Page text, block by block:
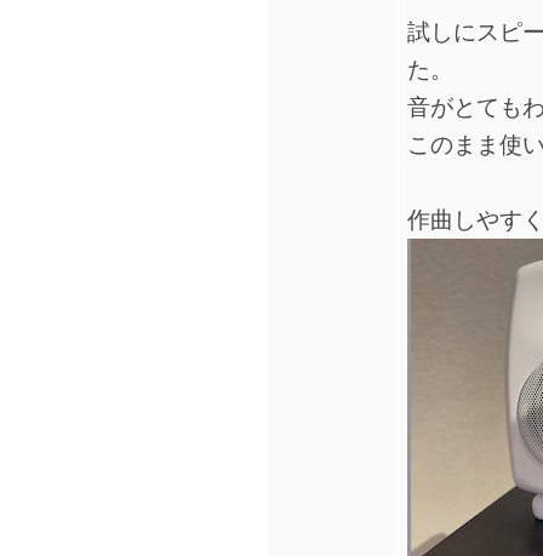
試しにスピ
た。
音がとても
このまま使
作曲しやす